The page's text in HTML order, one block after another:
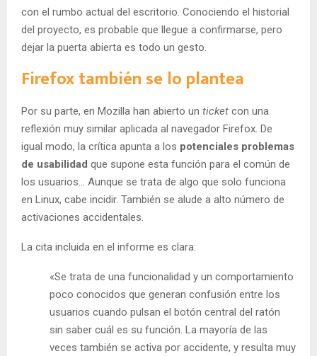
con el rumbo actual del escritorio. Conociendo el historial
del proyecto, es probable que llegue a confirmarse, pero
dejar la puerta abierta es todo un gesto.
Firefox también se lo plantea
Por su parte, en Mozilla han abierto un ticket con una
reflexión muy similar aplicada al navegador Firefox. De
igual modo, la crítica apunta a los potenciales problemas
de usabilidad que supone esta función para el común de
los usuarios… Aunque se trata de algo que solo funciona
en Linux, cabe incidir. También se alude a alto número de
activaciones accidentales.
La cita incluida en el informe es clara:
«Se trata de una funcionalidad y un comportamiento
poco conocidos que generan confusión entre los
usuarios cuando pulsan el botón central del ratón
sin saber cuál es su función. La mayoría de las
veces también se activa por accidente, y resulta muy